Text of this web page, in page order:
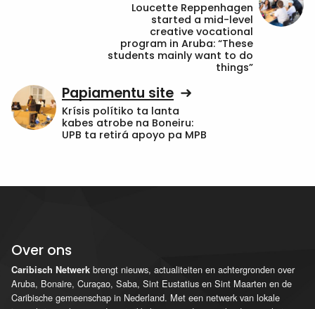
Loucette Reppenhagen
started a mid-level
creative vocational
program in Aruba: “These
students mainly want to do
things”
Papiamentu site
Krísis polítiko ta lanta
kabes atrobe na Boneiru:
UPB ta retirá apoyo pa MPB
Over ons
Caribisch Netwerk brengt nieuws, actualiteiten en achtergronden over
Aruba, Bonaire, Curaçao, Saba, Sint Eustatius en Sint Maarten en de
Caribische gemeenschap in Nederland. Met een netwerk van lokale